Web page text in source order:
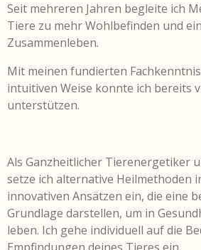
Seit mehreren Jahren begleite ich
Tiere zu mehr Wohlbefinden und
Zusammenleben.
Mit meinen fundierten
intuitiven Weise konnte ich bereits
unterstützen.
Als Ganzheitlicher Tierenergetiker
setze ich alternative Heilmethoden
innovativen Ansätzen ein, die eine
Grundlage darstellen, um in
leben. Ich gehe individuell auf die